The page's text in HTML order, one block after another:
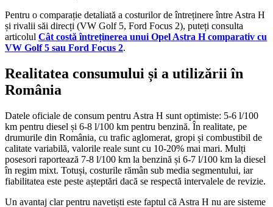
Pentru o comparație detaliată a costurilor de întreținere între Astra H
și rivalii săi direcți (VW Golf 5, Ford Focus 2), puteți consulta
articolul Cât costă întreținerea unui Opel Astra H comparativ cu
VW Golf 5 sau Ford Focus 2.
Realitatea consumului și a utilizării în
România
Datele oficiale de consum pentru Astra H sunt optimiste: 5-6 l/100
km pentru diesel și 6-8 l/100 km pentru benzină. În realitate, pe
drumurile din România, cu trafic aglomerat, gropi și combustibil de
calitate variabilă, valorile reale sunt cu 10-20% mai mari. Mulți
posesori raportează 7-8 l/100 km la benzină și 6-7 l/100 km la diesel
în regim mixt. Totuși, costurile rămân sub media segmentului, iar
fiabilitatea este peste așteptări dacă se respectă intervalele de revizie.
Un avantaj clar pentru navetiști este faptul că Astra H nu are sisteme